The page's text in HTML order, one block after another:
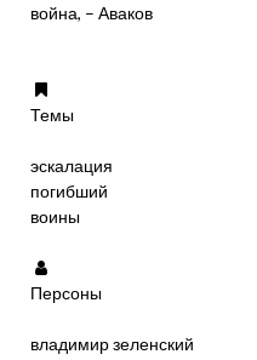
война, – Аваков
Темы
эскалация
погибший
воины
Персоны
владимир зеленский